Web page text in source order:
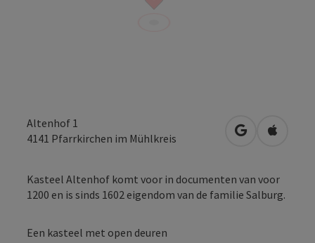
Altenhof 1
4141 Pfarrkirchen im Mühlkreis Openen in
Kasteel Altenhof komt voor in documenten van voor
1200 en is sinds 1602 eigendom van de familie Salburg.
Een kasteel met open deuren